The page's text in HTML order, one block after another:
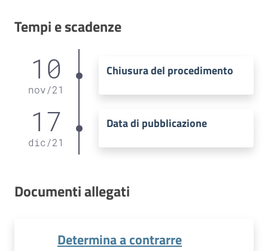
Tempi e scadenze
10
nov/21
Chiusura del procedimento
17
dic /21
Data di pubblicazione
Documenti allegati
Determina a contrarre